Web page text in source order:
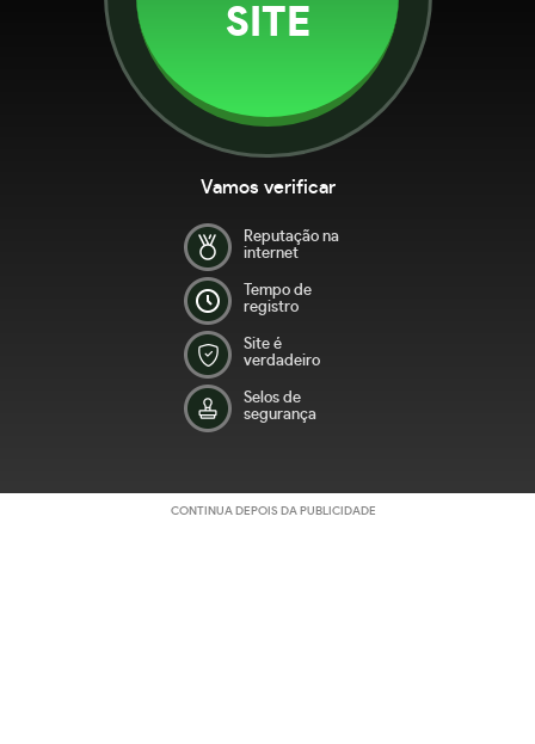
SITE
Vamos verificar
Reputação na
internet
Tempo de
registro
Site é
verdadeiro
Selos de
segurança
CONTINUA DEPOIS DA PUBLICIDADE